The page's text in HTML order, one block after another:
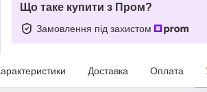
Що таке купити з Пром?
Замовлення під захистом
Доставка Оплата